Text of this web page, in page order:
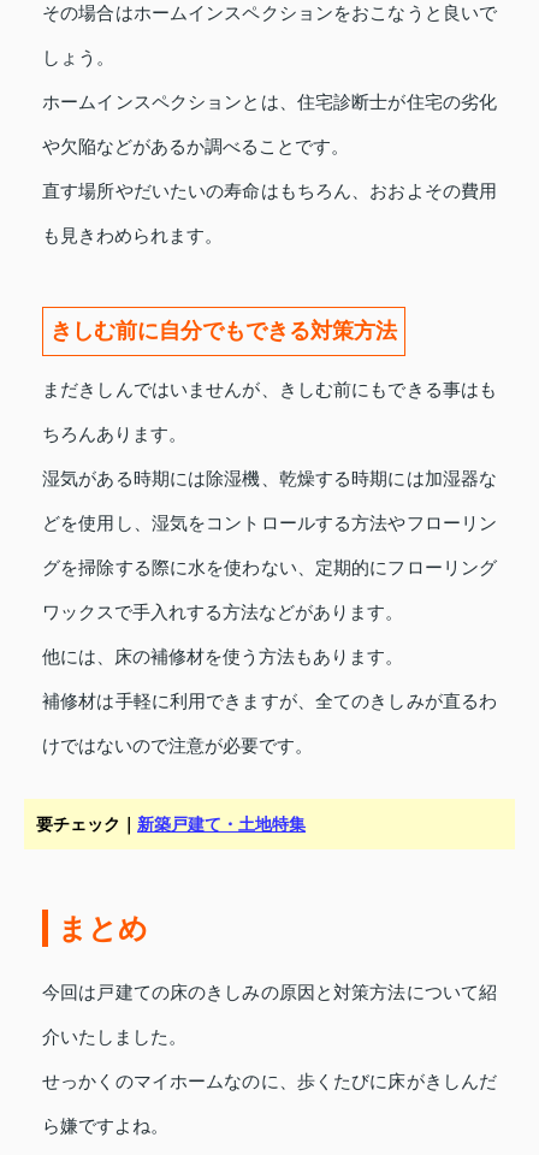
その場合はホームインスペクションをおこなうと良いで
しょう。
ホームインスペクションとは、住宅診断士が住宅の劣化
や欠陥などがあるか調べることです。
直す場所やだいたいの寿命はもちろん、おおよその費用
も見きわめられます。
きしむ前に自分でもできる対策方法
まだきしんではいませんが、きしむ前にもできる事はも
ちろんあります。
湿気がある時期には除湿機、乾燥する時期には加湿器な
どを使用し、湿気をコントロールする方法やフローリン
グを掃除する際に水を使わない、定期的にフローリング
ワックスで手入れする方法などがあります。
他には、床の補修材を使う方法もあります。
補修材は手軽に利用できますが、全てのきしみが直るわ
けではないので注意が必要です。
要チェック｜ 新築戸建て・土地特集
まとめ
今回は戸建ての床のきしみの原因と対策方法について紹
介いたしました。
せっかくのマイホームなのに、歩くたびに床がきしんだ
ら嫌ですよね。